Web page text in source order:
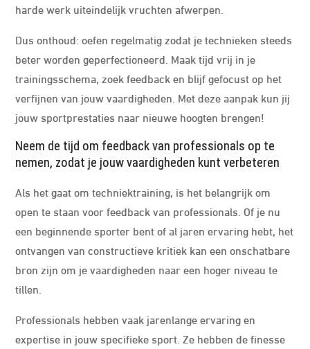
harde werk uiteindelijk vruchten afwerpen.
Dus onthoud: oefen regelmatig zodat je technieken steeds
beter worden geperfectioneerd. Maak tijd vrij in je
trainingsschema, zoek feedback en blijf gefocust op het
verfijnen van jouw vaardigheden. Met deze aanpak kun jij
jouw sportprestaties naar nieuwe hoogten brengen!
Neem de tijd om feedback van professionals op te
nemen, zodat je jouw vaardigheden kunt verbeteren
Als het gaat om techniektraining, is het belangrijk om
open te staan voor feedback van professionals. Of je nu
een beginnende sporter bent of al jaren ervaring hebt, het
ontvangen van constructieve kritiek kan een onschatbare
bron zijn om je vaardigheden naar een hoger niveau te
tillen.
Professionals hebben vaak jarenlange ervaring en
expertise in jouw specifieke sport. Ze hebben de finesse